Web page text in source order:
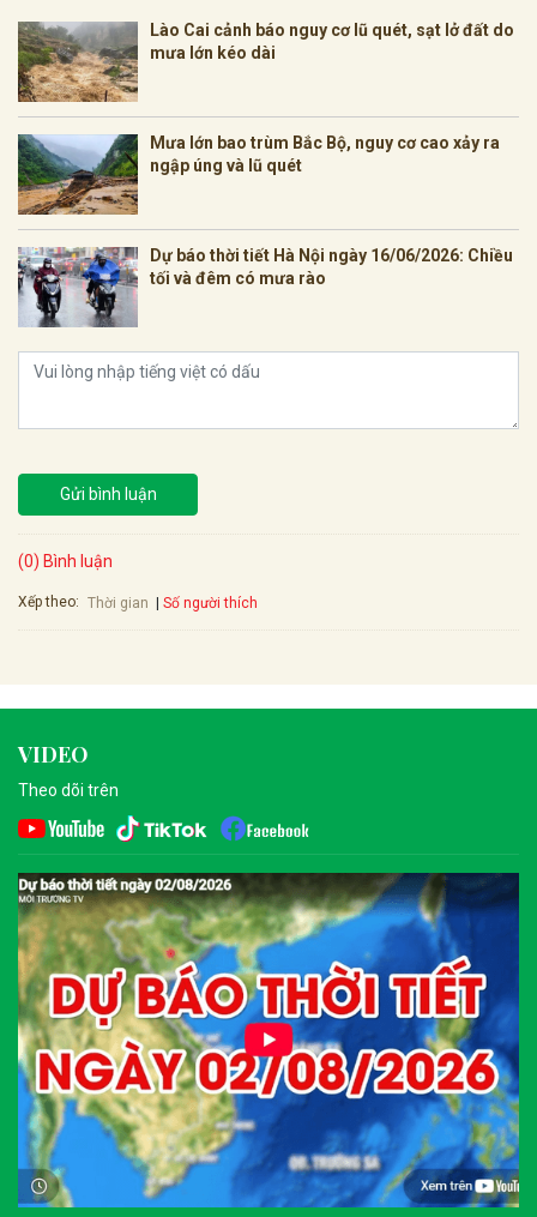
Lào Cai cảnh báo nguy cơ lũ quét, sạt lở đất do
mưa lớn kéo dài
Mưa lớn bao trùm Bắc Bộ, nguy cơ cao xảy ra
ngập úng và lũ quét
Dự báo thời tiết Hà Nội ngày 16/06/2026: Chiều
tối và đêm có mưa rào
Gửi bình luận
(0) Bình luận
Xếp theo: Thời gian Số người thích
VIDEO
Theo dõi trên